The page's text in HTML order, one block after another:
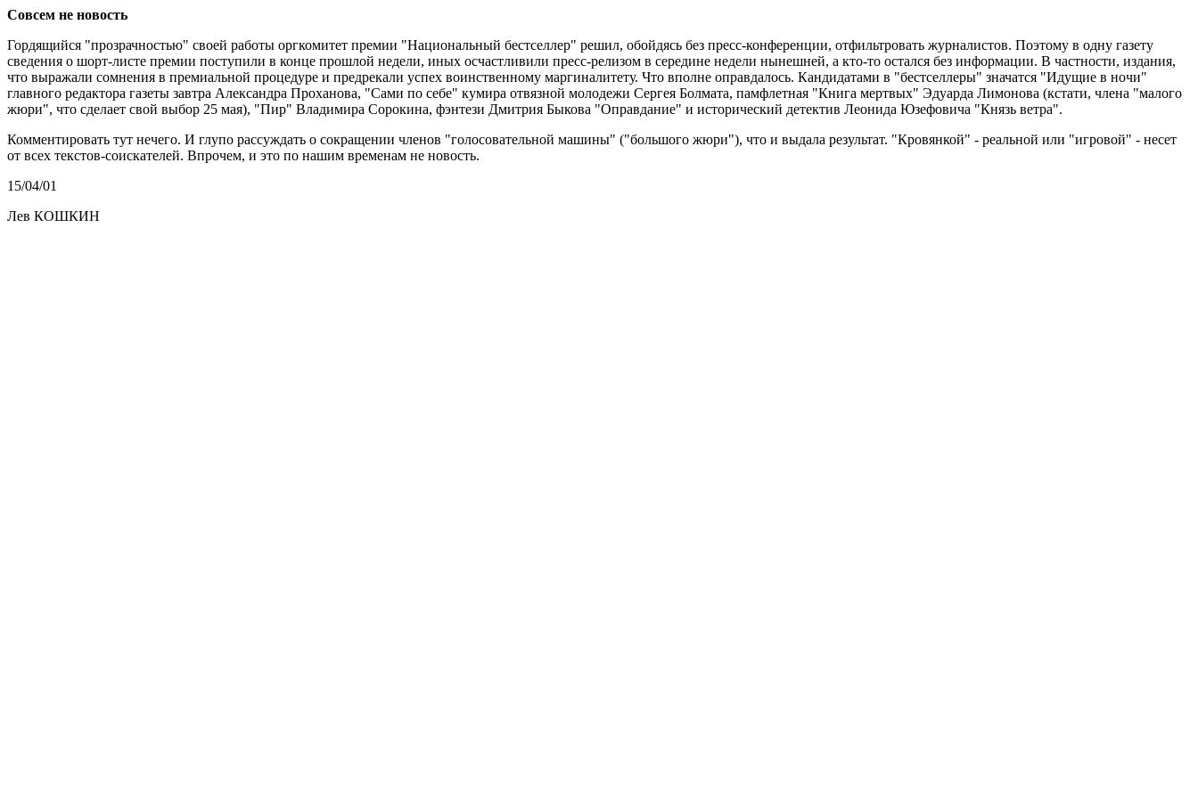
Совсем не новость
Гордящийся "прозрачностью" своей работы оргкомитет премии "Национальный бестселлер" решил, обойдясь без пресс-конференции, отфильтровать журналистов. Поэтому в одну газету
сведения о шорт-листе премии поступили в конце прошлой недели, иных осчастливили пресс-релизом в середине недели нынешней, а кто-то остался без информации. В частности, издания,
что выражали сомнения в премиальной процедуре и предрекали успех воинственному маргиналитету. Что вполне оправдалось. Кандидатами в "бестселлеры" значатся "Идущие в ночи"
главного редактора газеты завтра Александра Проханова, "Сами по себе" кумира отвязной молодежи Сергея Болмата, памфлетная "Книга мертвых" Эдуарда Лимонова (кстати, члена "малого
жюри", что сделает свой выбор 25 мая), "Пир" Владимира Сорокина, фэнтези Дмитрия Быкова "Оправдание" и исторический детектив Леонида Юзефовича "Князь ветра".
Комментировать тут нечего. И глупо рассуждать о сокращении членов "голосовательной машины" ("большого жюри"), что и выдала результат. "Кровянкой" - реальной или "игровой" - несет
от всех текстов-соискателей. Впрочем, и это по нашим временам не новость.
15/04/01
Лев КОШКИН